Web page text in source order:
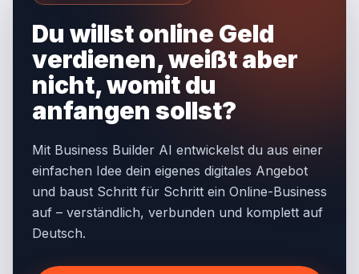
Du willst online Geld
verdienen, weißt aber
nicht, womit du
anfangen sollst?
Mit Business Builder AI entwickelst du aus einer
einfachen Idee dein eigenes digitales Angebot
und baust Schritt für Schritt ein Online-Business
auf – verständlich, verbunden und komplett auf
Deutsch.